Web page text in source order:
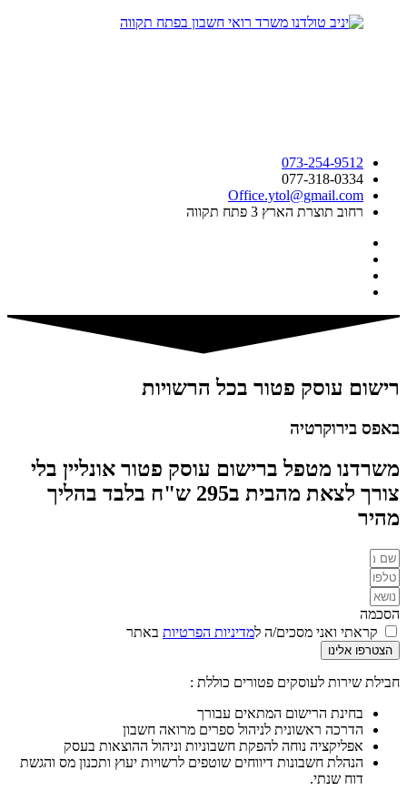
073-254-9512
077-318-0334
Office.ytol@gmail.com
רחוב תוצרת הארץ 3 פתח תקווה
רישום עוסק פטור בכל הרשויות
באפס בירוקרטיה
משרדנו מטפל ברישום עוסק פטור אונליין בלי
צורך לצאת מהבית ב295 ש"ח בלבד בהליך
מהיר
הסכמה
קראתי ואני מסכים/ה למדיניות הפרטיות באתר
הצטרפו אלינו
חבילת שירות לעוסקים פטורים כוללת :
בחינת הרישום המתאים עבורך
הדרכה ראשונית לניהול ספרים מרואה חשבון
אפליקציה נוחה להפקת חשבוניות וניהול ההוצאות בעסק
הנהלת חשבונות דיווחים שוטפים לרשויות יעוץ ותכנון מס והגשת
דוח שנתי.